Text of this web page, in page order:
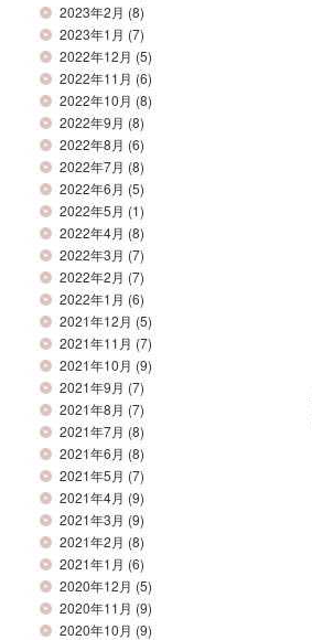
2023年2月 (8)
2023年1月 (7)
2022年12月 (5)
2022年11月 (6)
2022年10月 (8)
2022年9月 (8)
2022年8月 (6)
2022年7月 (8)
2022年6月 (5)
2022年5月 (1)
2022年4月 (8)
2022年3月 (7)
2022年2月 (7)
2022年1月 (6)
2021年12月 (5)
2021年11月 (7)
2021年10月 (9)
2021年9月 (7)
2021年8月 (7)
2021年7月 (8)
2021年6月 (8)
2021年5月 (7)
2021年4月 (9)
2021年3月 (9)
2021年2月 (8)
2021年1月 (6)
2020年12月 (5)
2020年11月 (9)
2020年10月 (9)